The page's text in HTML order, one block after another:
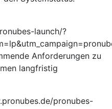
launch/?
Anforderungen zu
langfristig
pronubes-